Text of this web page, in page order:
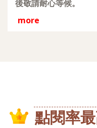
後敬請耐心等候。
more
點閱率